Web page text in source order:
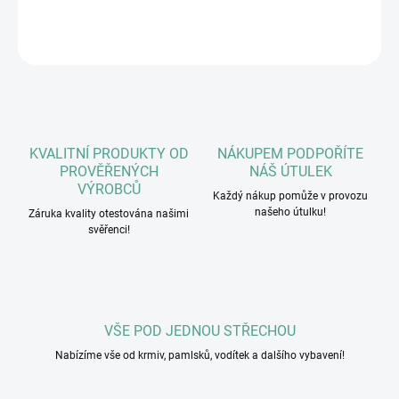
KVALITNÍ PRODUKTY OD
PROVĚŘENÝCH
VÝROBCŮ
Záruka kvality otestována našimi
svěřenci!
NÁKUPEM PODPOŘÍTE
NÁŠ ÚTULEK
Každý nákup pomůže v provozu
našeho útulku!
VŠE POD JEDNOU STŘECHOU
Nabízíme vše od krmiv, pamlsků, vodítek a dalšího vybavení!